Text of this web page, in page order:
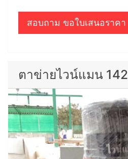
สอบถาม ขอใบเสนอราคา
ตาข่ายไวน์แมน 142